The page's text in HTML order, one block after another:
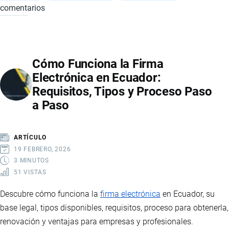
PARAÍSOS
PAÍSES
ESTÁN
EN
LA
CUÁLES
HAN
SIDO
comentarios
Cómo Funciona la Firma
Electrónica en Ecuador:
Requisitos, Tipos y Proceso Paso
a Paso
ARTÍCULO
19 FEBRERO, 2026
3 MINUTOS
51 VISTAS
Descubre cómo funciona la firma electrónica en Ecuador, su
base legal, tipos disponibles, requisitos, proceso para obtenerla,
renovación y ventajas para empresas y profesionales.